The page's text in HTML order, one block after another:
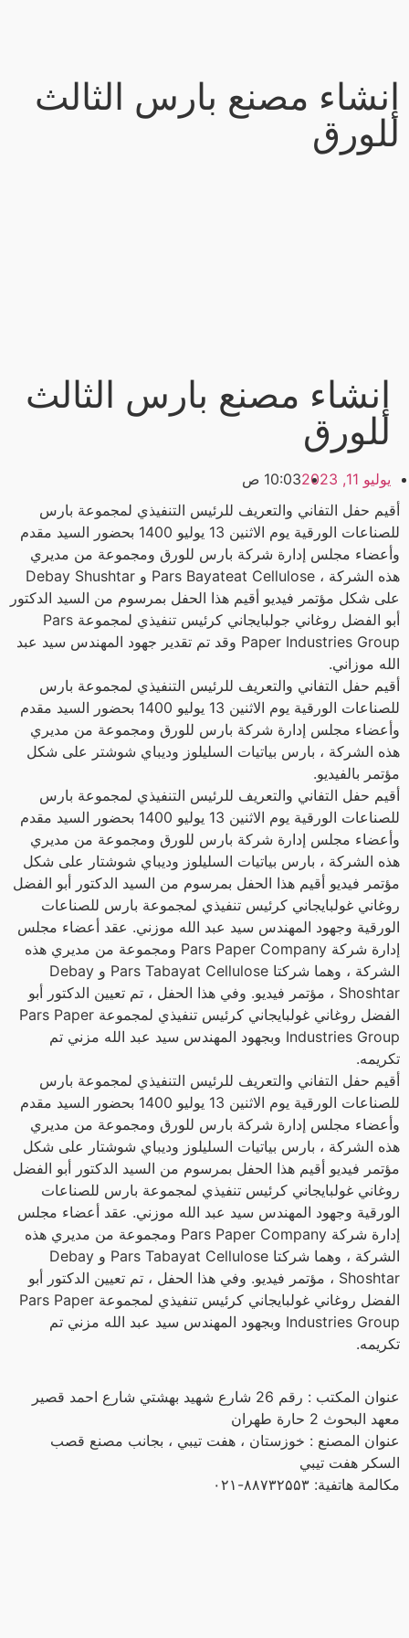
إنشاء مصنع بارس الثالث
للورق
إنشاء مصنع بارس الثالث
للورق
يوليو 11, 2023
10:03 ص
أقيم حفل التفاني والتعريف للرئيس التنفيذي لمجموعة بارس
للصناعات الورقية يوم الاثنين 13 يوليو 1400 بحضور السيد مقدم
وأعضاء مجلس إدارة شركة بارس للورق ومجموعة من مديري
هذه الشركة ، Pars Bayateat Cellulose و Debay Shushtar
على شكل مؤتمر فيديو أقيم هذا الحفل بمرسوم من السيد الدكتور
أبو الفضل روغاني جولبايجاني كرئيس تنفيذي لمجموعة Pars
Paper Industries Group وقد تم تقدير جهود المهندس سيد عبد
الله موزاني.
أقيم حفل التفاني والتعريف للرئيس التنفيذي لمجموعة بارس
للصناعات الورقية يوم الاثنين 13 يوليو 1400 بحضور السيد مقدم
وأعضاء مجلس إدارة شركة بارس للورق ومجموعة من مديري
هذه الشركة ، بارس بياتيات السليلوز وديباي شوشتر على شكل
مؤتمر بالفيديو.
أقيم حفل التفاني والتعريف للرئيس التنفيذي لمجموعة بارس
للصناعات الورقية يوم الاثنين 13 يوليو 1400 بحضور السيد مقدم
وأعضاء مجلس إدارة شركة بارس للورق ومجموعة من مديري
هذه الشركة ، بارس بياتيات السليلوز وديباي شوشتار على شكل
مؤتمر فيديو أقيم هذا الحفل بمرسوم من السيد الدكتور أبو الفضل
روغاني غولبايجاني كرئيس تنفيذي لمجموعة بارس للصناعات
الورقية وجهود المهندس سيد عبد الله موزني. عقد أعضاء مجلس
إدارة شركة Pars Paper Company ومجموعة من مديري هذه
الشركة ، وهما شركتا Pars Tabayat Cellulose و Debay
Shoshtar ، مؤتمر فيديو. وفي هذا الحفل ، تم تعيين الدكتور أبو
الفضل روغاني غولبايجاني كرئيس تنفيذي لمجموعة Pars Paper
Industries Group وبجهود المهندس سيد عبد الله مزني تم
تكريمه.
أقيم حفل التفاني والتعريف للرئيس التنفيذي لمجموعة بارس
للصناعات الورقية يوم الاثنين 13 يوليو 1400 بحضور السيد مقدم
وأعضاء مجلس إدارة شركة بارس للورق ومجموعة من مديري
هذه الشركة ، بارس بياتيات السليلوز وديباي شوشتار على شكل
مؤتمر فيديو أقيم هذا الحفل بمرسوم من السيد الدكتور أبو الفضل
روغاني غولبايجاني كرئيس تنفيذي لمجموعة بارس للصناعات
الورقية وجهود المهندس سيد عبد الله موزني. عقد أعضاء مجلس
إدارة شركة Pars Paper Company ومجموعة من مديري هذه
الشركة ، وهما شركتا Pars Tabayat Cellulose و Debay
Shoshtar ، مؤتمر فيديو. وفي هذا الحفل ، تم تعيين الدكتور أبو
الفضل روغاني غولبايجاني كرئيس تنفيذي لمجموعة Pars Paper
Industries Group وبجهود المهندس سيد عبد الله مزني تم
تكريمه.
عنوان المكتب : رقم 26 شارع شهيد بهشتي شارع احمد قصير
معهد البحوث 2 حارة طهران
عنوان المصنع : خوزستان ، هفت تيبي ، بجانب مصنع قصب
السكر هفت تيبي
مكالمة هاتفية: ۸۸۷۳۲۵۵۳-۰۲۱